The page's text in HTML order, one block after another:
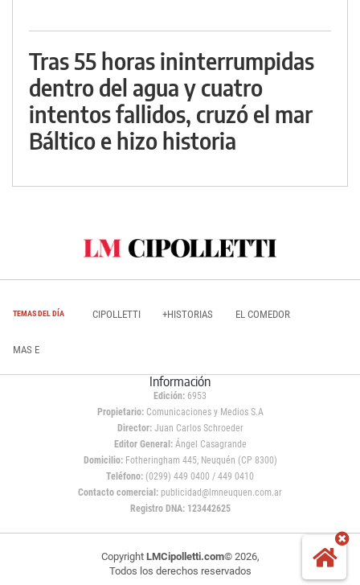
Tras 55 horas ininterrumpidas
dentro del agua y cuatro
intentos fallidos, cruzó el mar
Báltico e hizo historia
TEMAS DEL DÍA CIPOLLETTI +HISTORIAS EL COMEDOR
MAS E
Información
Edición: 6953
Propietario:Comunicaciones y Medios S.A
Director: Juan Carlos Schroeder
Editor General:Ángel Casagrande
Domicilio:Fotheringham 445, Neuquén (CP 8300)
Teléfono: (0299) 449 0400 / 449 0410
Contacto comercial: publicidad@lmneuquen.com.ar
Registro DNA: 123442625
Copyright LMCipolletti.com© 2026,
Todos los derechos reservados